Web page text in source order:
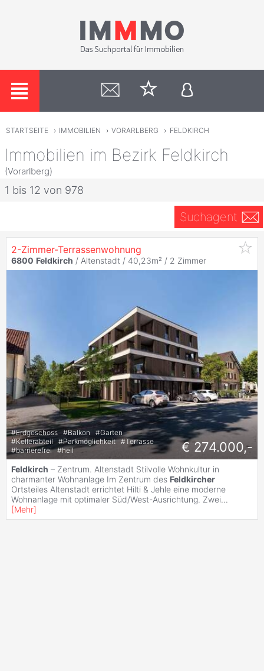
STARTSEITE › IMMOBILIEN › VORARLBERG › FELDKIRCH
Immobilien im Bezirk Feldkirch
(Vorarlberg)
1 bis 12 von 978
Suchagent
2-Zimmer-Terrassenwohnung
6800 Feldkirch / Altenstadt / 40,23m² / 2 Zimmer
#Erdgeschoss #Balkon #Garten
#Kellerabteil #Parkmöglichkeit #Terrasse
#barrierefrei #hell € 274.000,-
Feldkirch – Zentrum. Altenstadt Stilvolle Wohnkultur in
charmanter Wohnanlage Im Zentrum des Feldkircher
Ortsteiles Altenstadt errichtet Hilti & Jehle eine moderne
Wohnanlage mit optimaler Süd/West-Ausrichtung. Zwei...
[Mehr]